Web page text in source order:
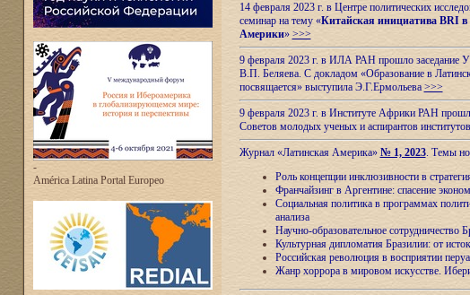
-
América Latina Portal Europeo
14 февраля 2023 г. в Центре политических
семинар на тему «Китайская инициатива BRI в
Америки» >>>
9 февраля 2023 г. в ИЛА РАН прошло заседание
В.П. Беляева. С докладом «Образование в
посвящается» выступила Э.Г.Ермольева >>>
9 февраля 2023 г. в Институте Африки РАН
Советов молодых ученых и аспирантов
Журнал «Латинская Америка» № 1, 2023. Темы
Роль концепции инклюзивности в
Франчайзинг в Аргентине: спасение
Социальная политика в программах
анализа
Научно-образовательное сотрудничество
Культурная дипломатия Бразилии: от
Российская революция в восприятии
Жанр хоррора в мировом искусстве.